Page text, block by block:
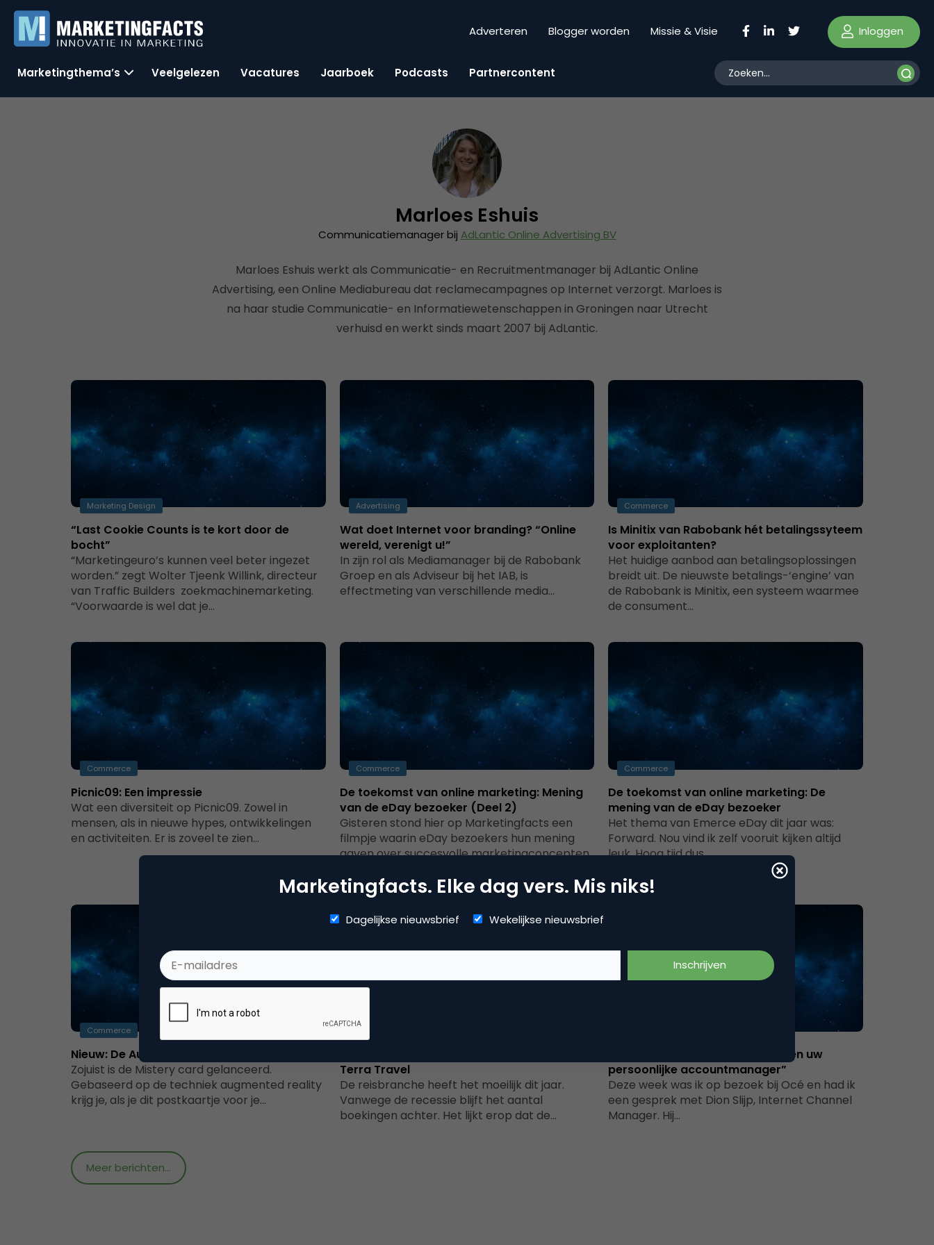
Adverteren Blogger worden Missie & Visie Inloggen
Marketingthema’s Veelgelezen Vacatures Jaarboek Podcasts Partnercontent
Marloes Eshuis
Communicatiemanager bij AdLantic Online Advertising BV
Marloes Eshuis werkt als Communicatie- en Recruitmentmanager bij AdLantic Online
Advertising, een Online Mediabureau dat reclamecampagnes op Internet verzorgt. Marloes is
na haar studie Communicatie- en Informatiewetenschappen in Groningen naar Utrecht
verhuisd en werkt sinds maart 2007 bij AdLantic.
Marketing Design
“Last Cookie Counts is te kort door de
bocht”
“Marketingeuro’s kunnen veel beter ingezet
worden.” zegt Wolter Tjeenk Willink, directeur
van Traffic Builders zoekmachinemarketing.
“Voorwaarde is wel dat je…
Advertising
Wat doet Internet voor branding? “Online
wereld, verenigt u!”
In zijn rol als Mediamanager bij de Rabobank
Groep en als Adviseur bij het IAB, is
effectmeting van verschillende media…
Commerce
Is Minitix van Rabobank hét betalingssyteem
voor exploitanten?
Het huidige aanbod aan betalingsoplossingen
breidt uit. De nieuwste betalings-‘engine’ van
de Rabobank is Minitix, een systeem waarmee
de consument…
Commerce
Picnic09: Een impressie
Wat een diversiteit op Picnic09. Zowel in
mensen, als in nieuwe hypes, ontwikkelingen
en activiteiten. Er is zoveel te zien…
Commerce
De toekomst van online marketing: Mening
van de eDay bezoeker (Deel 2)
Gisteren stond hier op Marketingfacts een
filmpje waarin eDay bezoekers hun mening
gaven over succesvolle marketingconcepten,
Commerce
De toekomst van online marketing: De
mening van de eDay bezoeker
Het thema van Emerce eDay dit jaar was:
Forward. Nou vind ik zelf vooruit kijken altijd
leuk. Hoog tijd dus…
Commerce
Nieuw: De Augmented Reality Mystery Card
Zojuist is de Mistery card gelanceerd.
Gebaseerd op de techniek augmented reality
krijg je, als je dit postkaartje voor je…
Terra Travel
De reisbranche heeft het moeilijk dit jaar.
Vanwege de recessie blijft het aantal
boekingen achter. Het lijkt erop dat de…
Regiomarketing Océ: “Hallo. Ik ben uw
persoonlijke accountmanager”
Deze week was ik op bezoek bij Océ en had ik
een gesprek met Dion Slijp, Internet Channel
Manager. Hij…
Meer berichten...
Marketingfacts. Elke dag vers. Mis niks!
Dagelijkse nieuwsbrief Wekelijkse nieuwsbrief